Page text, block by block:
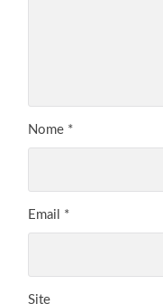
Nome *
Email *
Site